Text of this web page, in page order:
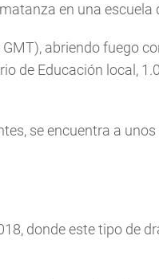
en una escuela
abriendo fuego
de Educación local,
se encuentra a
donde este tipo de